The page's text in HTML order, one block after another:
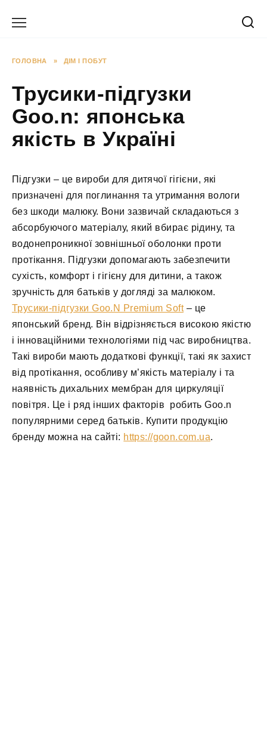
ГОЛОВНА » ДІМ І ПОБУТ
Трусики-підгузки
Goo.n: японська
якість в Україні
Підгузки – це вироби для дитячої гігієни, які
призначені для поглинання та утримання вологи
без шкоди малюку. Вони зазвичай складаються з
абсорбуючого матеріалу, який вбирає рідину, та
водонепроникної зовнішньої оболонки проти
протікання. Підгузки допомагають забезпечити
сухість, комфорт і гігієну для дитини, а також
зручність для батьків у догляді за малюком.
Трусики-підгузки Goo.N Premium Soft– це
японський бренд. Він відрізняється високою якістю
і інноваційними технологіями під час виробництва.
Такі вироби мають додаткові функції, такі як захист
від протікання, особливу м’якість матеріалу і та
наявність дихальних мембран для циркуляції
повітря. Це і ряд інших факторів робить Goo.n
популярними серед батьків. Купити продукцію
бренду можна на сайті: https://goon.com.ua.